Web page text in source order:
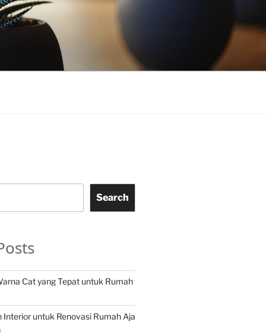
Search
Cat yang Tepat untuk Rumah
Interior untuk Renovasi Rumah Aja